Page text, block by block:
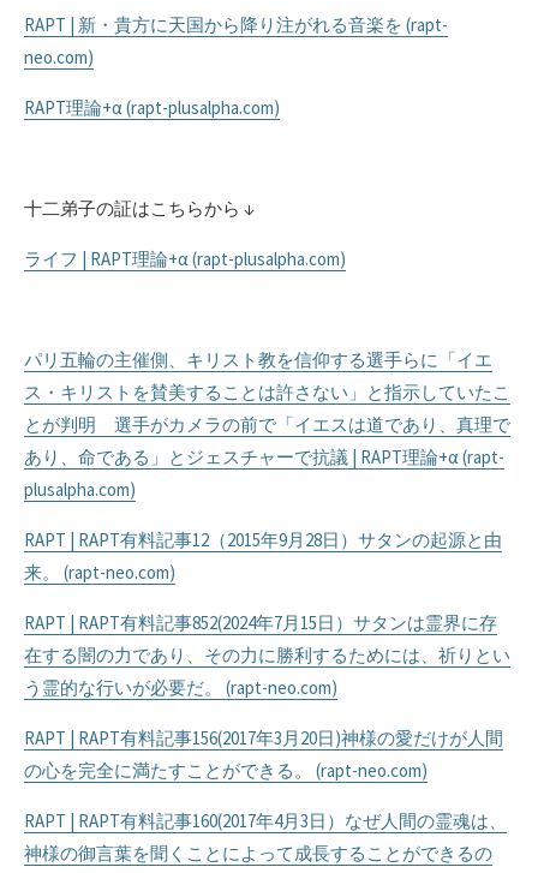
RAPT | 新・貴方に天国から降り注がれる音楽を (rapt-
neo.com)
RAPT理論+α (rapt-plusalpha.com)
十二弟子の証はこちらから ↓
ライフ | RAPT理論+α (rapt-plusalpha.com)
パリ五輪の主催側、キリスト教を信仰する選手らに「イエ
ス・キリストを賛美することは許さない」と指示していたこ
とが判明 選手がカメラの前で「イエスは道であり、真理で
あり、命である」とジェスチャーで抗議 | RAPT理論+α (rapt-
plusalpha.com)
RAPT | RAPT有料記事12（2015年9月28日）サタンの起源と由
来。 (rapt-neo.com)
RAPT | RAPT有料記事852(2024年7月15日）サタンは霊界に存
在する闇の力であり、その力に勝利するためには、祈りとい
う霊的な行いが必要だ。 (rapt-neo.com)
RAPT | RAPT有料記事156(2017年3月20日)神様の愛だけが人間
の心を完全に満たすことができる。 (rapt-neo.com)
RAPT | RAPT有料記事160(2017年4月3日）なぜ人間の霊魂は、
神様の御言葉を聞くことによって成長することができるの